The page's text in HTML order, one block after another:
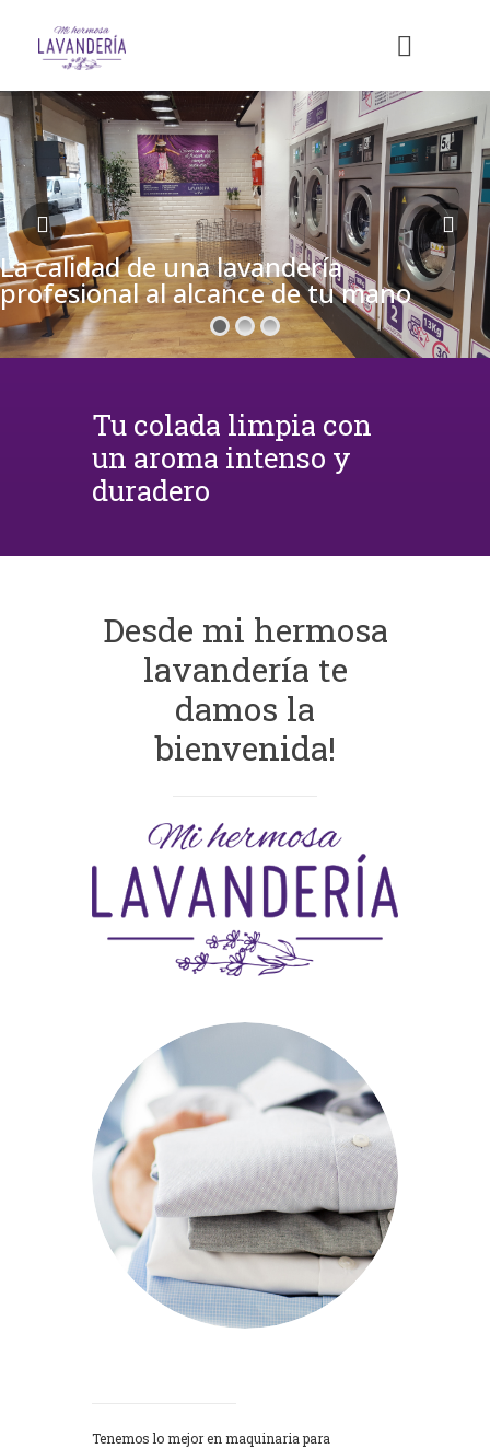
La calidad de una lavandería
profesional al alcance de tu mano
Tu colada limpia con
un aroma intenso y
duradero
Desde mi hermosa
lavandería te
damos la
bienvenida!
Tenemos lo mejor en maquinaria para